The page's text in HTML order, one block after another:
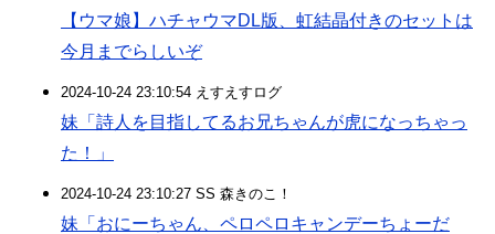
【ウマ娘】ハチャウマDL版、虹結晶付きのセットは
今月までらしいぞ
2024-10-24 23:10:54 えすえすログ
妹「詩人を目指してるお兄ちゃんが虎になっちゃっ
た！」
2024-10-24 23:10:27 SS 森きのこ！
妹「おにーちゃん、ペロペロキャンデーちょーだ